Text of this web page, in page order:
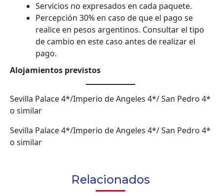
Servicios no expresados en cada paquete.
Percepción 30% en caso de que el pago se
realice en pesos argentinos. Consultar el tipo
de cambio en este caso antes de realizar el
pago.
Alojamientos previstos
Sevilla Palace 4*/Imperio de Angeles 4*/ San Pedro 4*
o similar
Sevilla Palace 4*/Imperio de Angeles 4*/ San Pedro 4*
o similar
Relacionados